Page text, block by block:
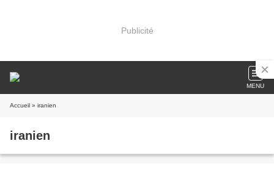
Publicité
MENU
Accueil » iranien
iranien